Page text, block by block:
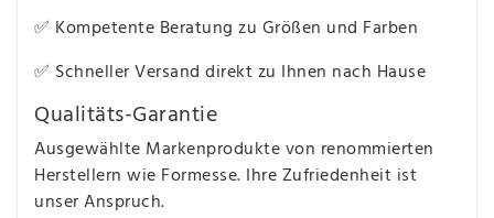
✅ Kompetente Beratung zu Größen und Farben
✅ Schneller Versand direkt zu Ihnen nach Hause
Qualitäts-Garantie
Ausgewählte Markenprodukte von renommierten
Herstellern wie Formesse. Ihre Zufriedenheit ist
unser Anspruch.